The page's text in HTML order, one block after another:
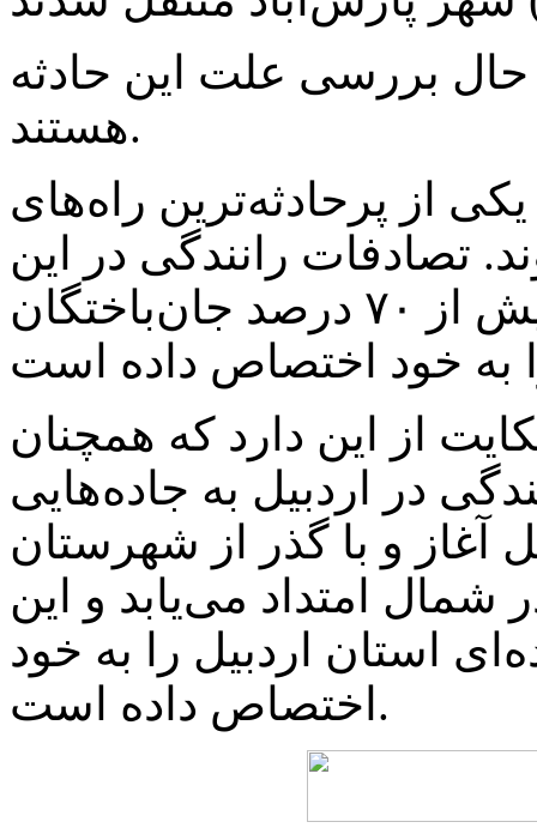
بررسی علت این حادثه
هستند.
از پرحادثه‌ترین راه‌های
تصادفات رانندگی در این
جاده‌ها همچنان قربانی گرفته و بیش از ۷۰ درصد جان‌باختگان
از این دارد که همچنان
در اردبیل به جاده‌هایی
آغاز و با گذر از شهرستان
امتداد می‌یابد و این
استان اردبیل را به خود
اختصاص داده است.